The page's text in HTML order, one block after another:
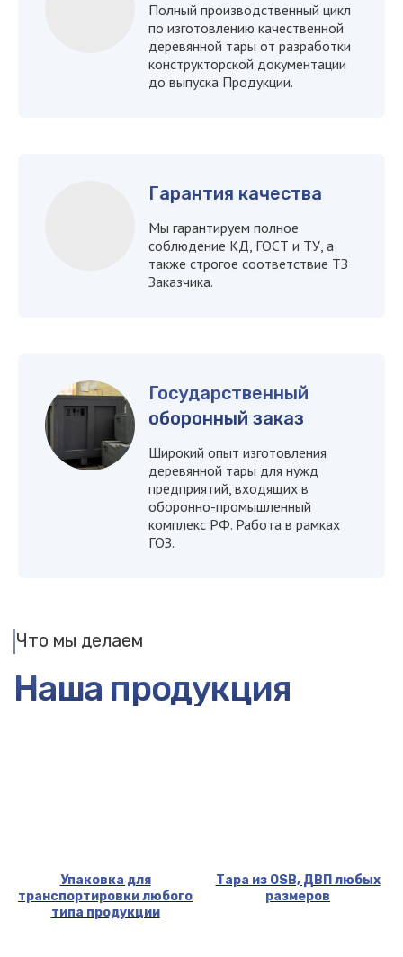
Полный производственный цикл
по изготовлению качественной
деревянной тары от разработки
конструкторской документации
до выпуска Продукции.
Гарантия качества
Мы гарантируем полное
соблюдение КД, ГОСТ и ТУ, а
также строгое соответствие ТЗ
Заказчика.
Государственный
оборонный заказ
Широкий опыт изготовления
деревянной тары для нужд
предприятий, входящих в
оборонно-промышленный
комплекс РФ. Работа в рамках
ГОЗ.
Упаковка для
транспортировки любого
типа продукции
Тара из OSB, ДВП любых
размеров